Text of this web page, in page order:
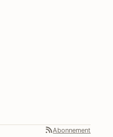
Abonnement